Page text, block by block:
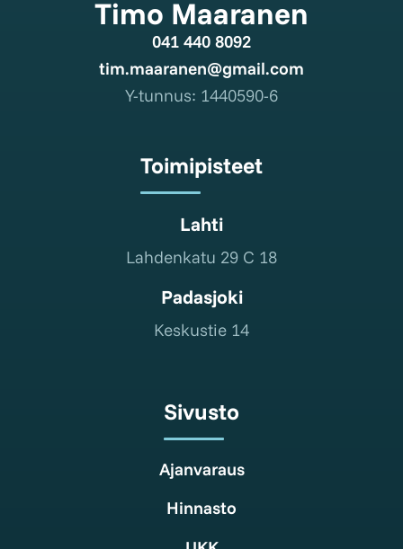
Timo Maaranen
041 440 8092
tim.maaranen@gmail.com
Y-tunnus: 1440590-6
Toimipisteet
Lahti
Lahdenkatu 29 C 18
Padasjoki
Keskustie 14
Sivusto
Ajanvaraus
Hinnasto